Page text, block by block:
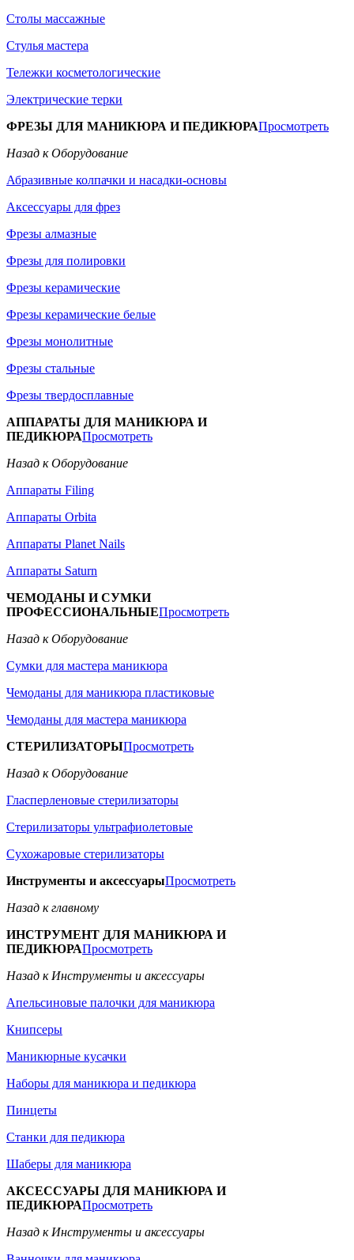
Столы массажные
Стулья мастера
Тележки косметологические
Электрические терки
ФРЕЗЫ ДЛЯ МАНИКЮРА И ПЕДИКЮРАПросмотреть
Назад к Оборудование
Абразивные колпачки и насадки-основы
Аксессуары для фрез
Фрезы алмазные
Фрезы для полировки
Фрезы керамические
Фрезы керамические белые
Фрезы монолитные
Фрезы стальные
Фрезы твердосплавные
АППАРАТЫ ДЛЯ МАНИКЮРА И
ПЕДИКЮРАПросмотреть
Назад к Оборудование
Аппараты Filing
Аппараты Orbita
Аппараты Planet Nails
Аппараты Saturn
ЧЕМОДАНЫ И СУМКИ
ПРОФЕССИОНАЛЬНЫЕПросмотреть
Назад к Оборудование
Сумки для мастера маникюра
Чемоданы для маникюра пластиковые
Чемоданы для мастера маникюра
СТЕРИЛИЗАТОРЫПросмотреть
Назад к Оборудование
Гласперленовые стерилизаторы
Стерилизаторы ультрафиолетовые
Сухожаровые стерилизаторы
Инструменты и аксессуарыПросмотреть
Назад к главному
ИНСТРУМЕНТ ДЛЯ МАНИКЮРА И
ПЕДИКЮРАПросмотреть
Назад к Инструменты и аксессуары
Апельсиновые палочки для маникюра
Книпсеры
Маникюрные кусачки
Наборы для маникюра и педикюра
Пинцеты
Станки для педикюра
Шаберы для маникюра
АКСЕССУАРЫ ДЛЯ МАНИКЮРА И
ПЕДИКЮРАПросмотреть
Назад к Инструменты и аксессуары